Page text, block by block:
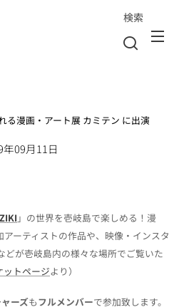
検索
る漫画・アート展 カミテン に出演
年09月11日
」の世界を壱岐島で楽しめる！漫
ーティストの作品や、映像・インスタ
どが壱岐島内の様々な場所でご覧いた
トページより）
ーズもフルメンバーで参加致します。